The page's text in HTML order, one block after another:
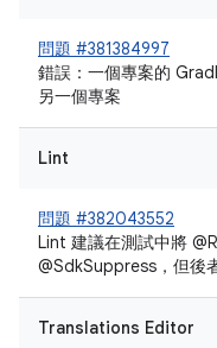
問題 #381384997
錯誤：一個專案的
另一個專案
Lint
問題 #382043552
Lint 建議在測試中將
@SdkSuppress，但後
Translations Editor